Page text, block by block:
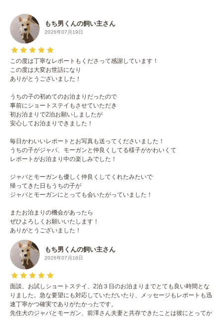
もち男くんの飼い主さん
2026年07月19日
この度は丁寧なレポートもくださって感謝しています！
この度は大変お世話になり
ありがとうございました！
うちの子の初めてのお泊まりだったので
事前にショートステイもさせていただき
初お泊まりで2泊お願いしましたが
安心してお泊まりできました！
毎日かわいいレポートとお写真も送ってくださいました！
うちの子がジャバ、モーガンと仲良くしてる様子がかわいくて
レポートがお泊まり中の楽しみでした！
ジャバとモーガンも優しく仲良くしてくれたみたいで
帰ってきた日もうちの子が
ジャバとモーガンにとっても会いたがっていました！
またお泊まりの機会があったら
ぜひよろしくお願いいたします！
ありがとうございました！
もち男くんの飼い主さん
2026年07月16日
面談、お試しショートステイ、2泊３日のお泊まりまでとても良い時間とな
りました。急な要望にも対応していただいたり、メッセージもレポートも迅
速丁寧かつ確実でありがたかったです。
先住犬のジャバとモーガン、前澤さん夫妻と共存できたことは彼にとってか